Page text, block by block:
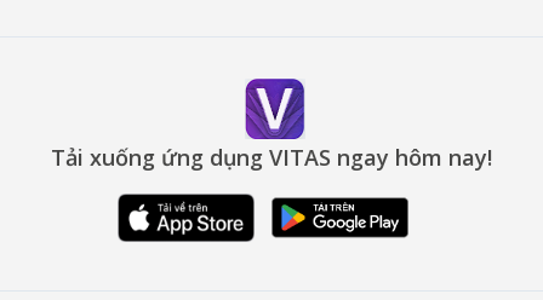
Tải xuống ứng dụng VITAS ngay hôm nay!